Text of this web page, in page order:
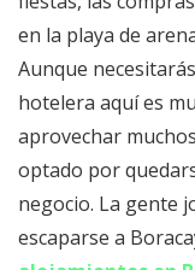
en la playa de
Aunque
hotelera aquí es
aprovechar
optado por
negocio. La gente
escaparse a